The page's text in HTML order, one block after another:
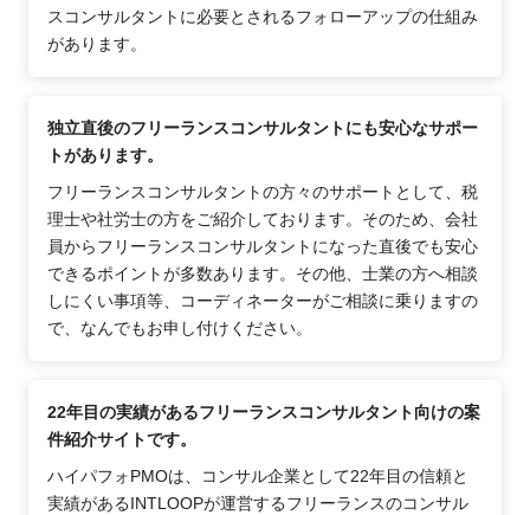
スコンサルタントに必要とされるフォローアップの仕組み
があります。
独立直後のフリーランスコンサルタントにも安心なサポー
トがあります。
フリーランスコンサルタントの方々のサポートとして、税
理士や社労士の方をご紹介しております。そのため、会社
員からフリーランスコンサルタントになった直後でも安心
できるポイントが多数あります。その他、士業の方へ相談
しにくい事項等、コーディネーターがご相談に乗りますの
で、なんでもお申し付けください。
22年目の実績があるフリーランスコンサルタント向けの案
件紹介サイトです。
ハイパフォPMOは、コンサル企業として22年目の信頼と
実績があるINTLOOPが運営するフリーランスのコンサル